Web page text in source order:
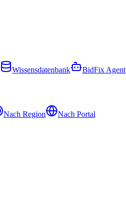
Wissensdatenbank BidFix Agent
Nach Region Nach Portal